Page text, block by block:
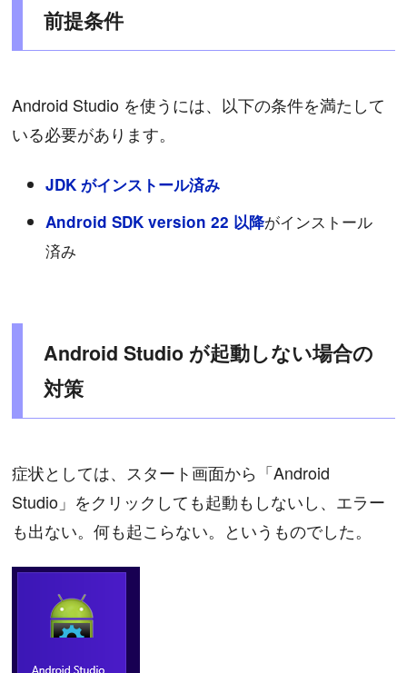
前提条件
Android Studio を使うには、以下の条件を満たして
いる必要があります。
JDK がインストール済み
Android SDK version 22 以降がインストール
済み
Android Studio が起動しない場合の
対策
症状としては、スタート画面から「Android
Studio」をクリックしても起動もしないし、エラー
も出ない。何も起こらない。というものでした。